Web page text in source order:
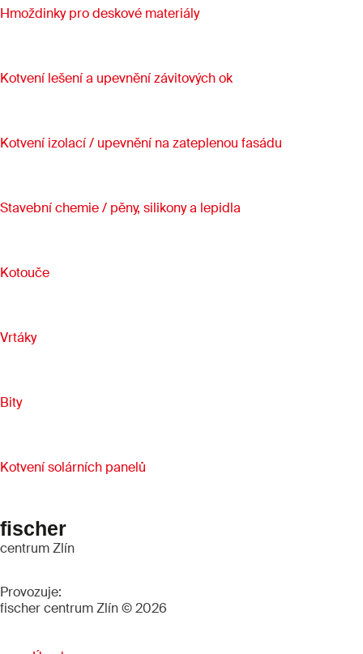
Hmoždinky pro deskové materiály
Kotvení lešení a upevnění závitových ok
Kotvení izolací / upevnění na zateplenou fasádu
Stavební chemie / pěny, silikony a lepidla
Kotouče
Vrtáky
Bity
Kotvení solárních panelů
fischer
centrum Zlín
Provozuje:
fischer centrum Zlín © 2026